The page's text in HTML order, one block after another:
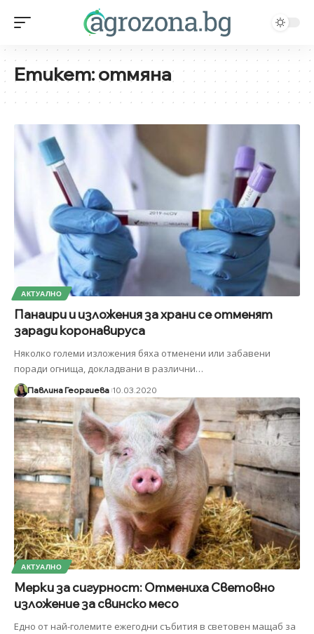
Етикет:отмяна
АКТУАЛНО
Панаири и изложения за храни се отменят
заради коронавируса
Няколко големи изложения бяха отменени или забавени
поради огнища, докладвани в различни…
Павлина Георгиева 10.03.2020
АКТУАЛНО
Мерки за сигурност: Отмениха Световно
изложение за свинско месо
Едно от най-големите ежегодни събития в световен мащаб за